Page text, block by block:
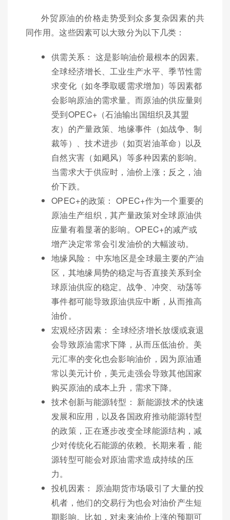
外贸原油的价格走势受到众多复杂因素的共
同作用。这些因素可以大致分为以下几类：
供需关系： 这是影响油价最根本的因素。
全球经济增长、工业生产水平、季节性需
求变化（如冬季取暖需求增加）等因素都
会影响原油的需求量。而原油的供应量则
受到OPEC+（石油输出国组织及其盟
友）的产量政策、地缘事件（如战争、制
裁等）、技术进步（如页岩油革命）以及
自然灾害（如飓风）等多种因素的影响。
当需求大于供应时，油价上涨；反之，油
价下跌。
OPEC+的政策： OPEC+作为一个重要的
原油生产组织，其产量政策对全球原油供
应量有着显著的影响。OPEC+的减产或
增产决定常常会引发油价的大幅波动。
地缘风险： 中东地区是全球最主要的产油
区，其地缘局势的稳定与否直接关系到全
球原油供应的稳定。战争、冲突、动荡等
事件都可能导致原油供应中断，从而推高
油价。
宏观经济因素： 全球经济增长放缓或衰退
会导致原油需求下降，从而压低油价。美
元汇率的变化也会影响油价，因为原油通
常以美元计价，美元走强会导致其他国家
购买原油的成本上升，需求下降。
技术创新与能源转型： 新能源技术的快速
发展和应用，以及各国政府推动能源转型
的政策，正在逐步改变全球能源结构，减
少对传统化石能源的依赖。长期来看，能
源转型可能会对原油需求造成持续的压
力。
投机因素： 原油期货市场吸引了大量的投
机者，他们的交易行为也会对油价产生短
期影响。比如，对未来油价上涨的预期可